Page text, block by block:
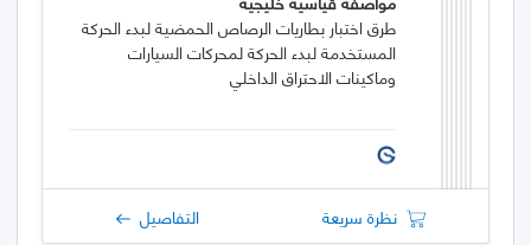
طرق اختبار بطاريات الرصاص الحمضية لبدء الحركة
المستخدمة لبدء الحركة لمحركات السيارات
وماكينات الاحتراق الداخلي
نظرة سريعة التفاصيل